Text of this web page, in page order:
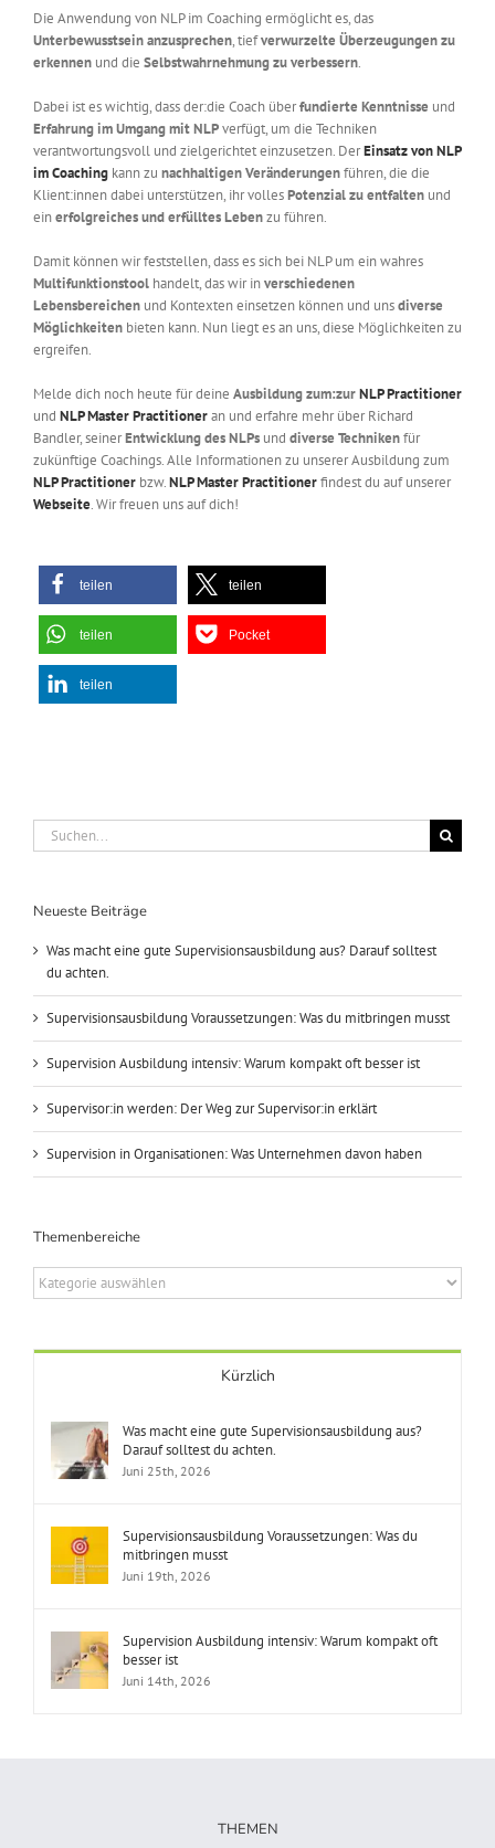
Die Anwendung von NLP im Coaching ermöglicht es, das
Unterbewusstsein anzusprechen, tiefverwurzelte Überzeugungen zu
erkennenund die Selbstwahrnehmung zu verbessern.
Dabei ist es wichtig, dass der:die Coach überfundierte Kenntnisse und
Erfahrung im Umgang mit NLPverfügt, um die Techniken
verantwortungsvoll und zielgerichtet einzusetzen. DerEinsatz von NLP
im Coachingkann zu nachhaltigen Veränderungenführen, die die
Klient:innen dabei unterstützen, ihr vollesPotenzial zu entfaltenund
einerfolgreiches und erfülltes Lebenzu führen.
Damit können wir feststellen, dass es sich bei NLP um ein wahres
Multifunktionstoolhandelt, das wir inverschiedenen
Lebensbereichenund Kontexten einsetzen können und unsdiverse
Möglichkeitenbieten kann. Nun liegt es an uns, diese Möglichkeiten zu
ergreifen.
Melde dich noch heute für deine Ausbildung zum:zurNLP Practitioner
und NLP Master Practitioneran und erfahre mehr über Richard
Bandler, seinerEntwicklung des NLPsund diverse Technikenfür
zukünftige Coachings. Alle Informationen zu unserer Ausbildung zum
NLP Practitionerbzw.NLP Master Practitionerfindest du auf unserer
Webseite. Wir freuen uns auf dich!
teilen teilen
teilen Pocket
teilen
Suche
nach:
Neueste Beiträge
Was macht eine gute Supervisionsausbildung aus? Darauf solltest
du achten.
Supervisionsausbildung Voraussetzungen: Was du mitbringen musst
Supervision Ausbildung intensiv: Warum kompakt oft besser ist
Supervisor:in werden: Der Weg zur Supervisor:in erklärt
Supervision in Organisationen: Was Unternehmen davon haben
Themenbereiche
Themenbereiche
Kürzlich
Was macht eine gute Supervisionsausbildung aus?
Darauf solltest du achten.
Juni 25th, 2026
Supervisionsausbildung Voraussetzungen: Was du
mitbringen musst
Juni 19th, 2026
Supervision Ausbildung intensiv: Warum kompakt oft
besser ist
Juni 14th, 2026
THEMEN